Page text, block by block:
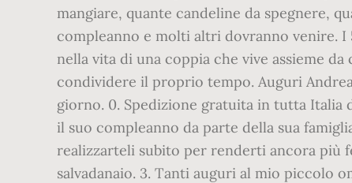
mangiare, quante candeline da spegnere,
compleanno e molti altri dovranno venire. I
nella vita di una coppia che vive assieme
condividere il proprio tempo. Auguri
giorno. 0. Spedizione gratuita in tutta Italia
il suo compleanno da parte della sua
realizzarteli subito per renderti ancora più
salvadanaio. 3. Tanti auguri al mio piccolo